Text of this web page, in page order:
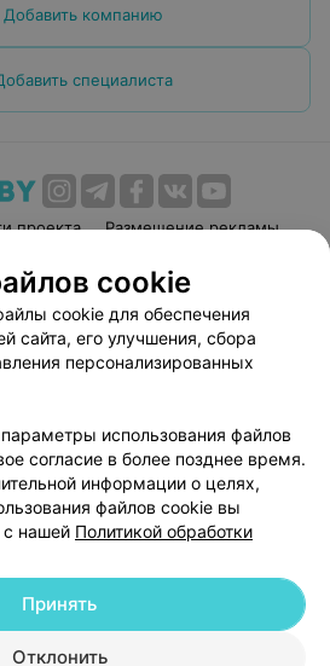
Добавить компанию
специалиста
проекта
Размещение рекламы
соглашение
Способы оплаты
Партнеры
руководителю 103.by
настройки cookie
персональных данных
191700409| 220012, Республика Беларусь,
2, пом. 16 | help@103.by
cookie
cookie для обеспечения
сайта, его улучшения, сбора
персонализированных
использования файлов
согласие в более позднее время.
информации о целях,
файлов cookie вы
с нашей Политикой обработки
Отклонить
Принять